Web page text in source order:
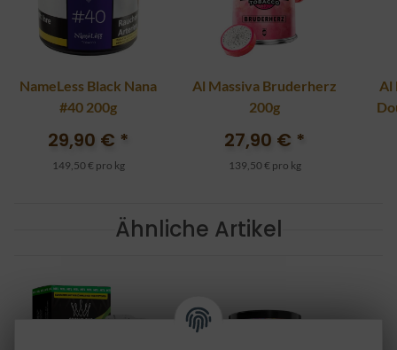
NameLess Black Nana
#40 200g
29,90 € *
149,50 € pro kg
Al Massiva Bruderherz
200g
27,90 € *
139,50 € pro kg
Al
Ähnliche Artikel